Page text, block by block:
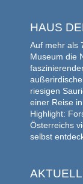
HAUS
Auf mehr als
Museum die
riesigen
einer Reise
Highlight:
Österreichs
selbst